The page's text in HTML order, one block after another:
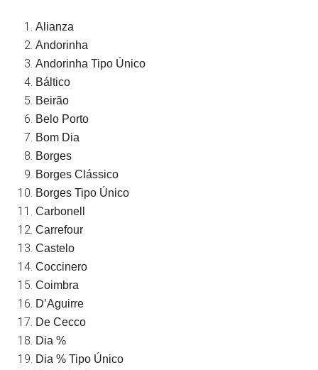
Alianza
Andorinha
Andorinha Tipo Único
Báltico
Beirão
Belo Porto
Bom Dia
Borges
Borges Clássico
Borges Tipo Único
Carbonell
Carrefour
Castelo
Coccinero
Coimbra
D’Aguirre
De Cecco
Dia %
Dia % Tipo Único